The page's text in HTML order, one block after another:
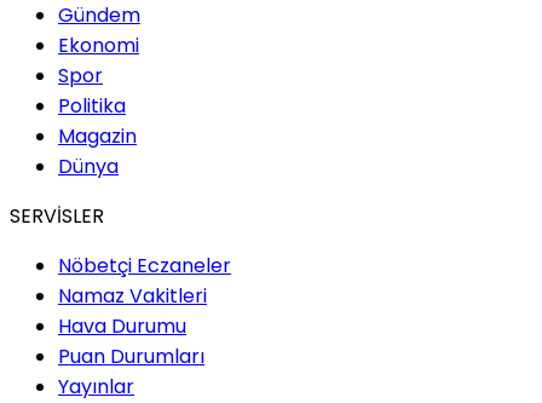
Gündem
Ekonomi
Spor
Politika
Magazin
Dünya
SERVİSLER
Nöbetçi Eczaneler
Namaz Vakitleri
Hava Durumu
Puan Durumları
Yayınlar